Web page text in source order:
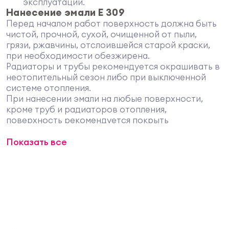
Нанесение эмали Е 309
Перед началом работ поверхность должна быть
чистой, прочной, сухой, очищенной от пыли,
грязи, ржавчины, отслоившейся старой краски,
при необходимости обезжирена.
Радиаторы и трубы рекомендуется окрашивать в
неотопительный сезон либо при выключенной
системе отопления.
При нанесении эмали на любые поверхности,
кроме труб и радиаторов отопления,
поверхность рекомендуется покрыть
поверхность, придаст ей отличные
Показать все